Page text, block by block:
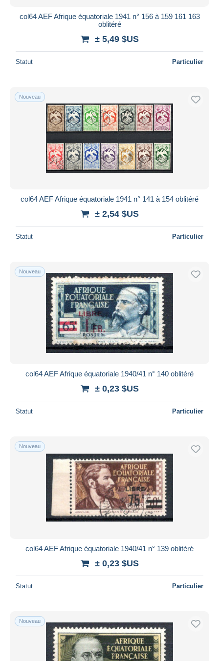
col64 AEF Afrique équatoriale 1941 n° 156 à 159 161 163
oblitéré
± 5,49 $US
Statut Particulier
Nouveau
col64 AEF Afrique équatoriale 1941 n° 141 à 154 oblitéré
± 2,54 $US
Statut Particulier
Nouveau
col64 AEF Afrique équatoriale 1940/41 n° 140 oblitéré
± 0,23 $US
Statut Particulier
Nouveau
col64 AEF Afrique équatoriale 1940/41 n° 139 oblitéré
± 0,23 $US
Statut Particulier
Nouveau